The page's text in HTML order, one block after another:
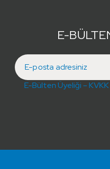
E-
E-Bülten Üyeliği –